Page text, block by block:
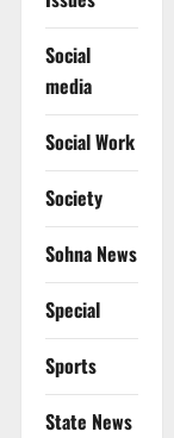
Social
media
Social Work
Society
Sohna News
Special
Sports
State News